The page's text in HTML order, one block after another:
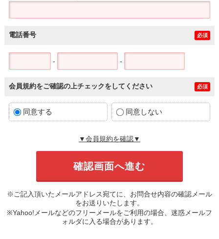
電話番号 必須
- -
会員規約をご確認の上チェックをしてください 必須
同意する 同意しない
▼会員規約を確認▼
※ご記入頂いたメールアドレス宛てに、お問合せ内容の確認メール
をお送りいたします。
※Yahoo!メールなどのフリーメールをご利用の場合、迷惑メールフ
ォルダに入る場合があります。